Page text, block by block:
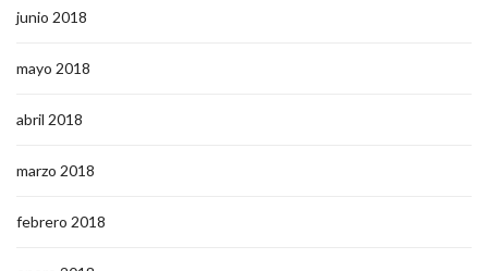
junio 2018
mayo 2018
abril 2018
marzo 2018
febrero 2018